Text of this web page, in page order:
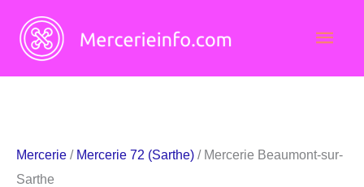
contenu
Mercerie / Mercerie 72 (Sarthe) / Mercerie Beaumont-sur-
Sarthe